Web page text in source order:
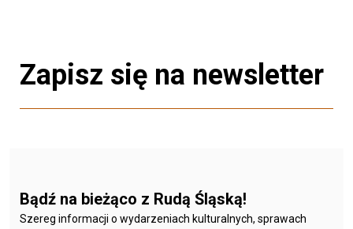
Zapisz się na newsletter
Bądź na bieżąco z Rudą Śląską!
Szereg informacji o wydarzeniach kulturalnych, sprawach